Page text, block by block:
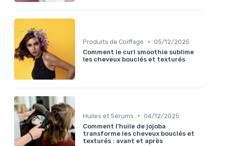
Produits de Coiffage • 05/12/2025
Comment le curl smoothie sublime
les cheveux bouclés et texturés
Huiles et Sérums • 04/12/2025
Comment l’huile de jojoba
transforme les cheveux bouclés et
texturés : avant et après